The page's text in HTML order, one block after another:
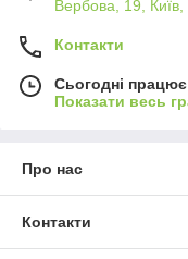
Вербова, 19, Київ,
Контакти
Сьогодні
Показати весь
Про нас
Контакти